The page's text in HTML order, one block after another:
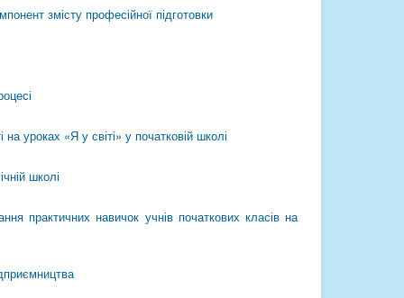
змісту професійної підготовки
на уроках «Я у світі» у початковій школі
школі
практичних навичок учнів початкових класів на